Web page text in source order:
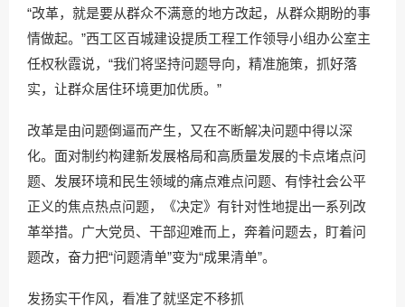
“改革，就是要从群众不满意的地方改起，从群众期盼的事
情做起。”西工区百城建设提质工程工作领导小组办公室主
任权秋霞说，“我们将坚持问题导向，精准施策，抓好落
实，让群众居住环境更加优质。”
改革是由问题倒逼而产生，又在不断解决问题中得以深
化。面对制约构建新发展格局和高质量发展的卡点堵点问
题、发展环境和民生领域的痛点难点问题、有悖社会公平
正义的焦点热点问题，《决定》有针对性地提出一系列改
革举措。广大党员、干部迎难而上，奔着问题去，盯着问
题改，奋力把“问题清单”变为“成果清单”。
发扬实干作风，看准了就坚定不移抓